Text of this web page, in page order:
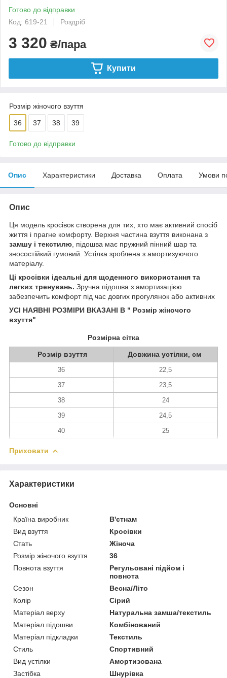
Готово до відправки
Код: 619-21
Роздріб
3 320 ₴/пара
Купити
Розмір жіночого взуття
36 37 38 39
Готово до відправки
Опис Характеристики Доставка Оплата Умови
Опис
Ця модель кросівок створена для тих, хто має активний спосіб
життя і прагне комфорту. Верхня частина взуття виконана з
замшу і текстилю , підошва має пружний пінний шар та
зносостійкий гумовий. Устілка зроблена з амортизуючого
матеріалу.
Ці кросівки ідеальні для щоденного використання та
легких тренувань. Зручна підошва з амортизацією
забезпечить комфорт під час довгих прогулянок або активних
УСІ НАЯВНІ РОЗМІРИ ВКАЗАНІ В " Розмір жіночого
взуття"
Розмірна сітка
Розмір взуття Довжина устілки, см
36
22,5
37
23,5
38
24
39
24,5
40
25
Приховати
Характеристики
Основні
Країна виробник
В'єтнам
Вид взуття
Кросівки
Стать
Жіноча
Розмір жіночого взуття
36
Повнота взуття
Регульовані підйом і
повнота
Сезон
Весна/Літо
Колір
Сірий
Матеріал верху
Натуральна замша/текстиль
Матеріал підошви
Комбінований
Матеріал підкладки
Текстиль
Стиль
Спортивний
Вид устілки
Амортизована
Застібка
Шнурівка